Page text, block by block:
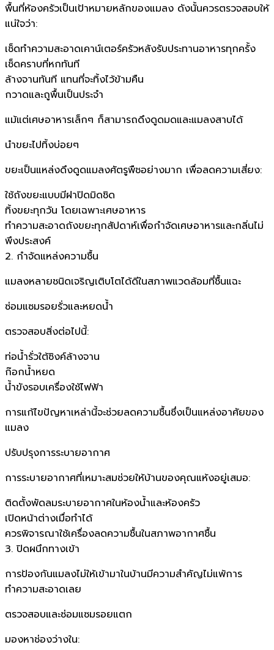
พื้นที่ห้องครัวเป็นเป้าหมายหลักของแมลง ดังนั้นควรตรวจสอบให้
แน่ใจว่า:
เช็ดทำความสะอาดเคาน์เตอร์ครัวหลังรับประทานอาหารทุกครั้ง
เช็ดคราบที่หกทันที
ล้างจานทันที แทนที่จะทิ้งไว้ข้ามคืน
กวาดและถูพื้นเป็นประจำ
แม้แต่เศษอาหารเล็กๆ ก็สามารถดึงดูดมดและแมลงสาบได้
นำขยะไปทิ้งบ่อยๆ
ขยะเป็นแหล่งดึงดูดแมลงศัตรูพืชอย่างมาก เพื่อลดความเสี่ยง:
ใช้ถังขยะแบบมีฝาปิดมิดชิด
ทิ้งขยะทุกวัน โดยเฉพาะเศษอาหาร
ทำความสะอาดถังขยะทุกสัปดาห์เพื่อกำจัดเศษอาหารและกลิ่นไม่
พึงประสงค์
2. กำจัดแหล่งความชื้น
แมลงหลายชนิดเจริญเติบโตได้ดีในสภาพแวดล้อมที่ชื้นแฉะ
ซ่อมแซมรอยรั่วและหยดน้ำ
ตรวจสอบสิ่งต่อไปนี้:
ท่อน้ำรั่วใต้ซิงค์ล้างจาน
ก๊อกน้ำหยด
น้ำขังรอบเครื่องใช้ไฟฟ้า
การแก้ไขปัญหาเหล่านี้จะช่วยลดความชื้นซึ่งเป็นแหล่งอาศัยของ
แมลง
ปรับปรุงการระบายอากาศ
การระบายอากาศที่เหมาะสมช่วยให้บ้านของคุณแห้งอยู่เสมอ:
ติดตั้งพัดลมระบายอากาศในห้องน้ำและห้องครัว
เปิดหน้าต่างเมื่อทำได้
ควรพิจารณาใช้เครื่องลดความชื้นในสภาพอากาศชื้น
3. ปิดผนึกทางเข้า
การป้องกันแมลงไม่ให้เข้ามาในบ้านมีความสำคัญไม่แพ้การ
ทำความสะอาดเลย
ตรวจสอบและซ่อมแซมรอยแตก
มองหาช่องว่างใน: